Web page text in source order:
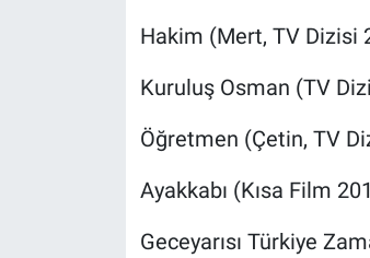
Hakim (Mert, TV Dizisi
Kuruluş Osman (TV
Öğretmen (Çetin, TV
Ayakkabı (Kısa Film
Geceyarısı Türkiye